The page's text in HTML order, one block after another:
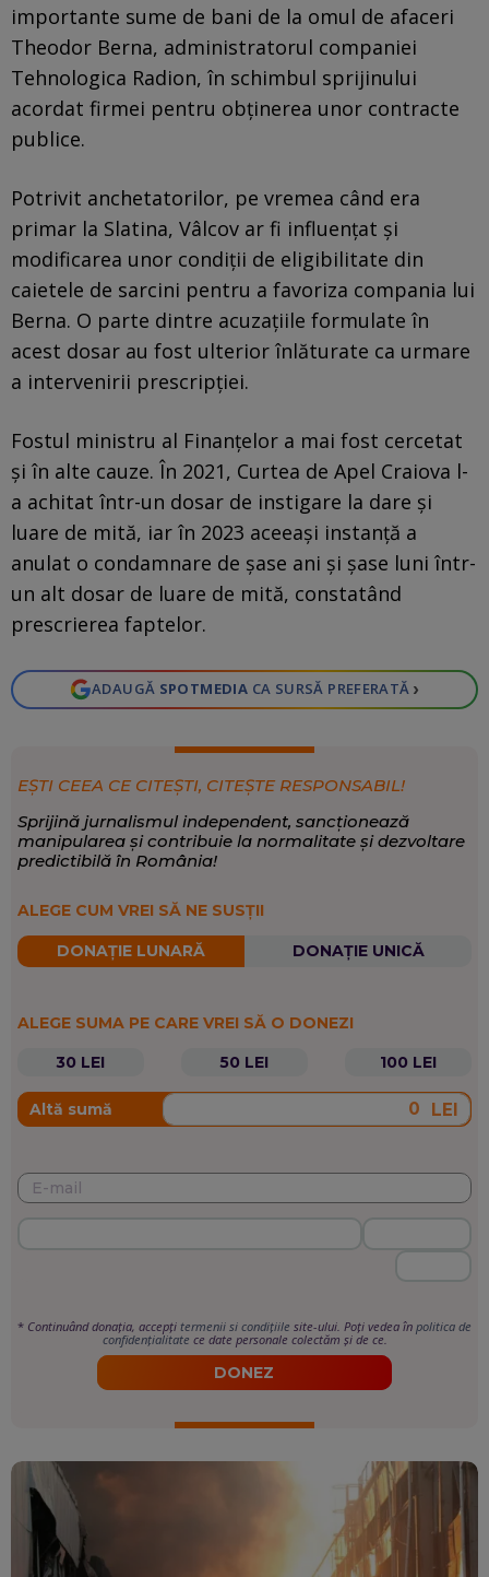
importante sume de bani de la omul de afaceri
Theodor Berna, administratorul companiei
Tehnologica Radion, în schimbul sprijinului
acordat firmei pentru obținerea unor contracte
publice.
Potrivit anchetatorilor, pe vremea când era
primar la Slatina, Vâlcov ar fi influențat și
modificarea unor condiții de eligibilitate din
caietele de sarcini pentru a favoriza compania lui
Berna. O parte dintre acuzațiile formulate în
acest dosar au fost ulterior înlăturate ca urmare
a intervenirii prescripției.
Fostul ministru al Finanțelor a mai fost cercetat
și în alte cauze. În 2021, Curtea de Apel Craiova l-
a achitat într-un dosar de instigare la dare și
luare de mită, iar în 2023 aceeași instanță a
anulat o condamnare de șase ani și șase luni într-
un alt dosar de luare de mită, constatând
prescrierea faptelor.
ADAUGĂ SPOTMEDIA CA SURSĂ PREFERATĂ ›
EȘTI CEEA CE CITEȘTI, CITEȘTE RESPONSABIL!
Sprijină jurnalismul independent, sancționează
manipularea și contribuie la normalitate și dezvoltare
predictibilă în România!
ALEGE CUM VREI SĂ NE SUSȚII
DONAȚIE LUNARĂ DONAȚIE UNICĂ
ALEGE SUMA PE CARE VREI SĂ O DONEZI
30 LEI
50 LEI 100 LEI
Altă sumă LEI
* Continuând donația, accepți termenii si condițiile site-ului. Poți vedea în politica de
confidențialitate ce date personale colectăm și de ce.
DONEZ